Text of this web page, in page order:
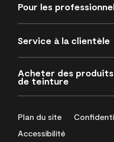
Pour les
Service à la clientèle
Acheter des
de teinture
Plan du site
Accessibilité